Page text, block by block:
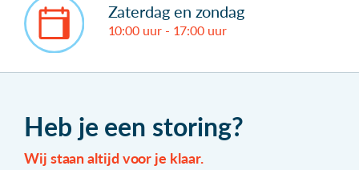
Zaterdag en zondag
10:00 uur - 17:00 uur
Heb je een storing?
Wij staan altijd voor je klaar.